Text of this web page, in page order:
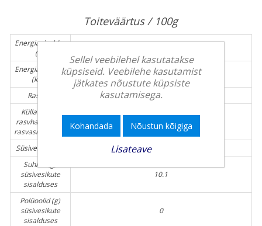
Toiteväärtus / 100g
Energiasisaldus
(kJ)
Energiasisaldus
(kcal)
82
Rasv (g)
2
Küllastunud
rasvhapped (g)
rasvasisalduses
0.6
Süsivesikud (g)
Suhkur (g)
süsivesikute
sisalduses
10.1
Polüoolid (g)
süsivesikute
sisalduses
0
Sellel veebilehel kasutatakse
küpsiseid. Veebilehe kasutamist
jätkates nõustute küpsiste
kasutamisega.
Kohandada Nõustun kõigiga
Lisateave